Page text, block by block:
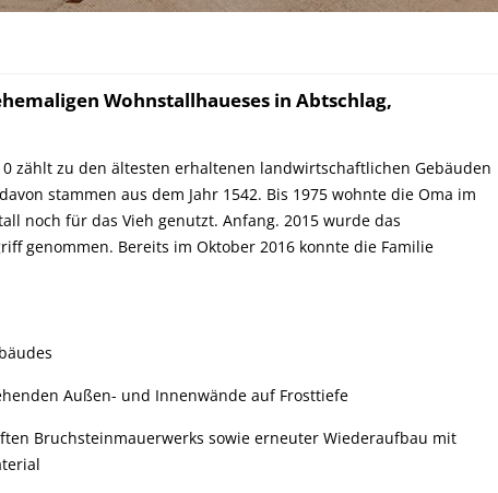
WASSERVERSORGUNG
KANALBAU/ABWASSERANLAGE
Wohnstallhaueses in Abtschlag,
zählt zu den ältesten erhaltenen landwirtschaftlichen Gebäuden
stammen aus dem Jahr 1542. Bis 1975 wohnte die Oma im
noch für das Vieh genutzt. Anfang. 2015 wurde das
genommen. Bereits im Oktober 2016 konnte die Familie
Außen- und Innenwände auf Frosttiefe
Bruchsteinmauerwerks sowie erneuter Wiederaufbau mit